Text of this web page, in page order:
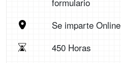
Se imparte Online
450 Horas